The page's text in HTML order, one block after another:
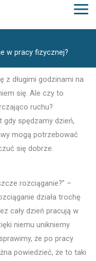
w pracy fizycznej?
z długimi godzinami na
się. Ale czy to
ruchu?
gdy spędzamy dzień,
mogą potrzebować
się dobrze.
rozciąganie?” –
działa trochę
cały dzień pracują w
niemu unikniemy
że po pracy
powiedzieć, że to taki